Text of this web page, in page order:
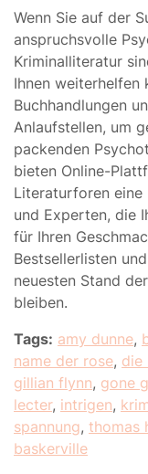
Wenn Sie auf der
anspruchsvolle
Kriminalliteratur
Ihnen weiterhelfen
Buchhandlungen
Anlaufstellen, um
packenden
bieten Online-
Literaturforen eine
und Experten, die
für Ihren
Bestsellerlisten
neuesten Stand
bleiben.
Tags: amy dunne,
name der rose, die
gillian flynn, gone
lecter, intrigen,
spannung, thomas
baskerville